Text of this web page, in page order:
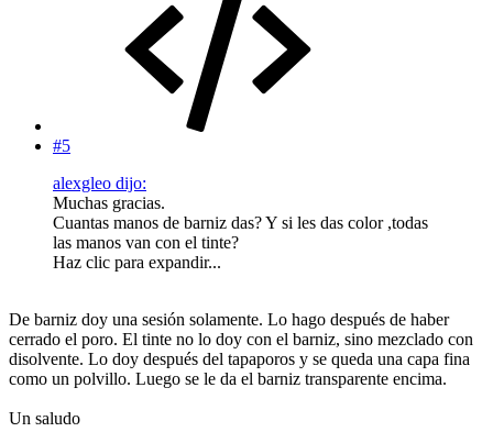
#5
alexgleo dijo:
Muchas gracias.
Cuantas manos de barniz das? Y si les das color ,todas
las manos van con el tinte?
Haz clic para expandir...
De barniz doy una sesión solamente. Lo hago después de haber
cerrado el poro. El tinte no lo doy con el barniz, sino mezclado con
disolvente. Lo doy después del tapaporos y se queda una capa fina
como un polvillo. Luego se le da el barniz transparente encima.
Un saludo